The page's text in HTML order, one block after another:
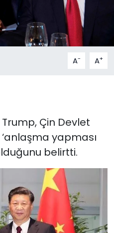
A- A+
Çin Devlet
yapması
belirtti.